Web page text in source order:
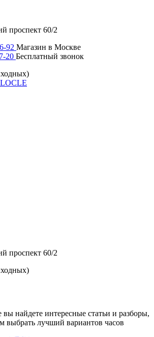
проспект 60/2
92 Магазин в Москве
20 Бесплатный звонок
проспект 60/2
найдете интересные статьи и разборы,
выбрать лучший вариантов часов